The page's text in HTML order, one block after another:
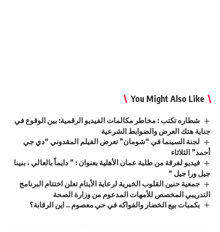
You Might Also Like
شطاره تكتب : مخاطر مكالمات الفيديو الرقمية: بين الوقوع في
جناية هتك العرض والضوابط الشرعية
لجنة السينما في “شومان” تعرض الفيلم المقدوني “دي جي
أحمد” الثلاثاء
فيديو لفرقة من طلبة عمان الأهلية بعنوان : ” دايماً بالعالي ، بنينا
جيل ورا جيل “
جمعية حنين القلوب الخيرية لرعاية الأيتام تعلن اختتام البرنامج
التدريبي المخصص للأمهات المدعوم من وزارة الصحة
بكمبات بيع الخضار والفواكه في حي معصوم .. اين الرقابة؟